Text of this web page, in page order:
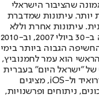
שהציבור הישראלי
יותר. עיתונות שמדברת
עיתונות אחרת וללא
תשלום. המהדורה המודפסת הראשונה פורסמה ב-30 ביולי 2007, וב-2010
הגבוה ביותר בימי
הוא עמר לחמנוביץ,
של "ישראל היום" בעברית
ובאנגלית, כמו כן היישומונים (אפליקציות) לאנדרואיד ול-iOS, מציגים
ניתוחים ופרשנויות,